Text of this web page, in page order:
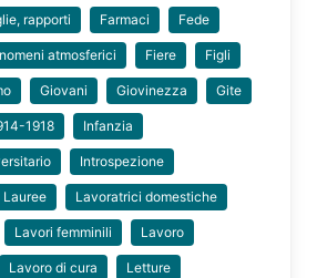
rapporti Farmaci Fede
atmosferici Fiere Figli
Giovani Giovinezza Gite
1918 Infanzia
Introspezione
Lauree Lavoratrici domestiche
Lavori femminili Lavoro
Lavoro di cura Letture